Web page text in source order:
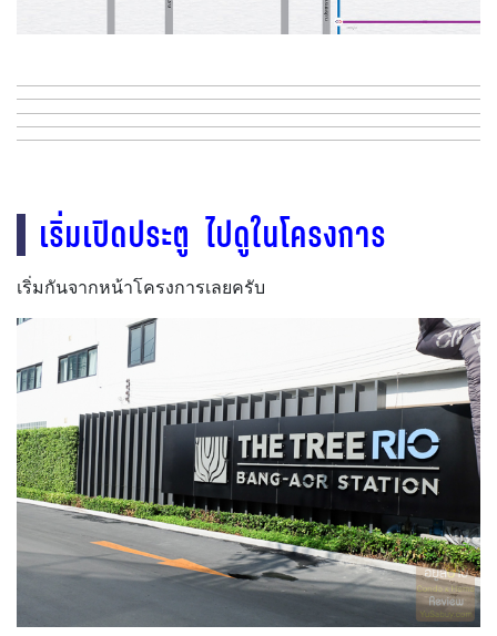
เริ่มเปิดประตู ไปดูในโครงการ
เริ่มกันจากหน้าโครงการเลยครับ